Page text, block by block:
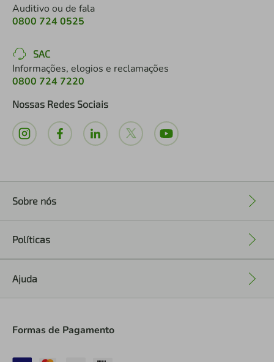
Auditivo ou de fala
0800 724 0525
SAC
Informações, elogios e reclamações
0800 724 7220
Nossas Redes Sociais
Sobre nós
Políticas
Ajuda
Formas de Pagamento